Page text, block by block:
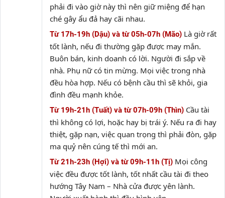
phải đi vào giờ này thì nên giữ miệng để hạn
ché gây ẩu đả hay cãi nhau.
Từ 17h-19h (Dậu) và từ 05h-07h (Mão) Là giờ rất
tốt lành, nếu đi thường gặp được may mắn.
Buôn bán, kinh doanh có lời. Người đi sắp về
nhà. Phụ nữ có tin mừng. Mọi việc trong nhà
đều hòa hợp. Nếu có bệnh cầu thì sẽ khỏi, gia
đình đều mạnh khỏe.
Từ 19h-21h (Tuất) và từ 07h-09h (Thìn) Cầu tài
thì không có lợi, hoặc hay bị trái ý. Nếu ra đi hay
thiệt, gặp nạn, việc quan trọng thì phải đòn, gặp
ma quỷ nên cúng tế thì mới an.
Từ 21h-23h (Hợi) và từ 09h-11h (Tị) Mọi công
việc đều được tốt lành, tốt nhất cầu tài đi theo
hướng Tây Nam – Nhà cửa được yên lành.